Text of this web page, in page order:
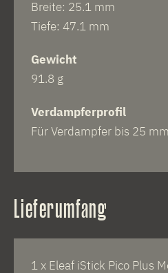
Breite: 25.1 mm
Tiefe: 47.1 mm
Gewicht
91.8 g
Verdampferprofil
Für Verdampfer bis 25 mm
Lieferumfang
1 x Eleaf iStick Pico Plus